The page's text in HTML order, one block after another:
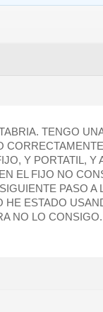
TENGO
Y PORTATIL, Y
EL FIJO NO
PASO A
HE ESTADO
NO LO